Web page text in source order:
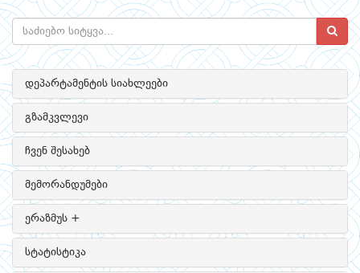
დეპარტამენტის სიახლეები
გზამკვლევი
ჩვენ შესახებ
მემორანდუმები
ერაზმუს +
სტატისტიკა